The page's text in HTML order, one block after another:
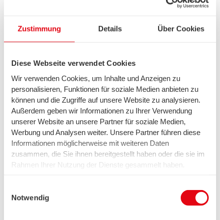
Zustimmung Details Über Cookies
Diese Webseite verwendet Cookies
Wir verwenden Cookies, um Inhalte und Anzeigen zu
personalisieren, Funktionen für soziale Medien anbieten zu
können und die Zugriffe auf unsere Website zu analysieren.
Außerdem geben wir Informationen zu Ihrer Verwendung
unserer Website an unsere Partner für soziale Medien,
Werbung und Analysen weiter. Unsere Partner führen diese
Informationen möglicherweise mit weiteren Daten
zusammen, die Sie ihnen bereitgestellt haben oder die sie im
Rahmen Ihrer Nutzung der Dienste gesammelt haben.
existiert. Das birgt das Risiko des unbemerkten Zugriffs
durch Behörden, das Fehlen von Betroffenenrechten,
Notwendig
strengstens geprüft und von hochwertiger Qualität:
Konzentrieren Sie sich voll und ganz auf Ihren Anlass –